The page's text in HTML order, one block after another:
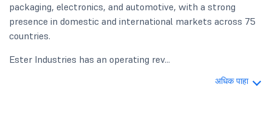
packaging, electronics, and automotive, with a strong
presence in domestic and international markets across 75
countries.
Ester Industries has an operating rev...
अधिक पाहा